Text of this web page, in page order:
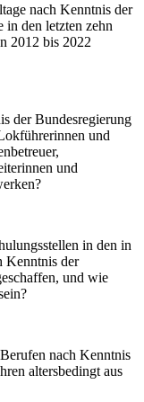
nach Kenntnis der
in den letzten zehn
2012 bis 2022
der Bundesregierung
und
und
in den in
Kenntnis der
und wie
nach Kenntnis
altersbedingt aus